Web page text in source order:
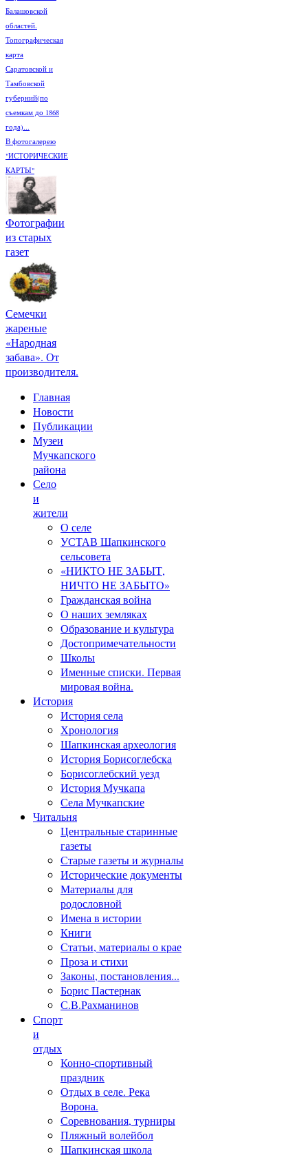
Балашовской
областей.
Топографическая
карта
Саратовской и
Тамбовской
губерний(по
съемкам до 1868
года)...
В фотогалерею
"ИСТОРИЧЕСКИЕ
КАРТЫ"
Фотографии
из старых
газет
Семечки
жареные
«Народная
забава». От
производителя.
Главная
Новости
Публикации
Музеи
Мучкапского
района
Село
и
жители
О селе
УСТАВ Шапкинского
сельсовета
«НИКТО НЕ ЗАБЫТ,
НИЧТО НЕ ЗАБЫТО»
Гражданская война
О наших земляках
Образование и культура
Достопримечательности
Школы
Именные списки. Первая
мировая война.
История
История села
Хронология
Шапкинская археология
История Борисоглебска
Борисоглебский уезд
История Мучкапа
Села Мучкапские
Читальня
Центральные старинные
газеты
Старые газеты и журналы
Исторические документы
Материалы для
родословной
Имена в истории
Книги
Статьи, материалы о крае
Проза и стихи
Законы, постановления...
Борис Пастернак
С.В.Рахманинов
Спорт
и
отдых
Конно-спортивный
праздник
Отдых в селе. Река
Ворона.
Соревнования, турниры
Пляжный волейбол
Шапкинская школа